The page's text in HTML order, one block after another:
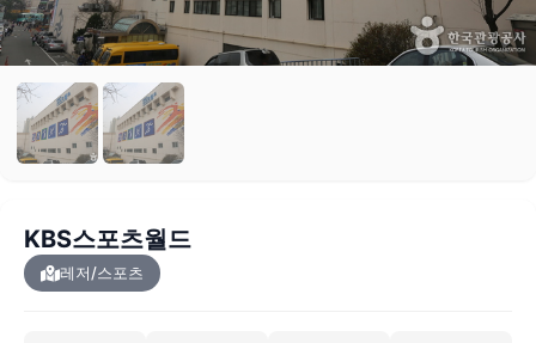
KBS스포츠월드
레저/스포츠